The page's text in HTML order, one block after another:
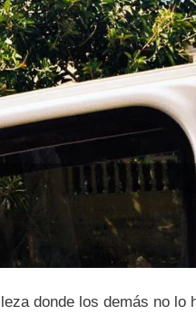
donde los demás no lo